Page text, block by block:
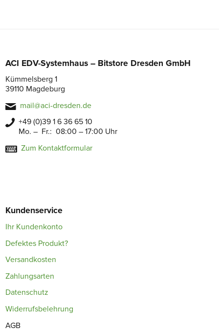
ACI EDV-Systemhaus – Bitstore Dresden GmbH
Kümmelsberg 1
39110 Magdeburg
mail@aci-dresden.de
+49 (0)39 1 6 36 65 10
Mo. – Fr.: 08:00 – 17:00 Uhr
Zum Kontaktformular
Kundenservice
Ihr Kundenkonto
Defektes Produkt?
Versandkosten
Zahlungsarten
Datenschutz
Widerrufsbelehrung
AGB